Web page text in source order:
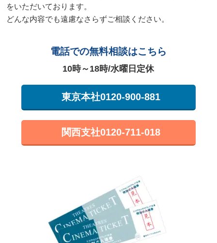
をいただいております。
どんな内容でも遠慮なさらずご相談ください。
電話での無料相談はこちら
10時～18時/水曜日定休
東京本社0120-900-881
関西支社0120-711-018